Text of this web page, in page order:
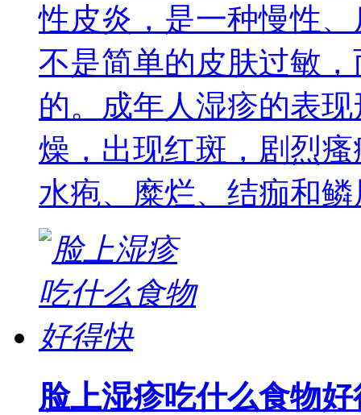
性皮炎，是一种慢性
不是简单的皮肤过敏
的。成年人湿疹的表
燥，出现红斑，剧烈
水疱、糜烂、结痂和
脸上湿疹吃什么食物